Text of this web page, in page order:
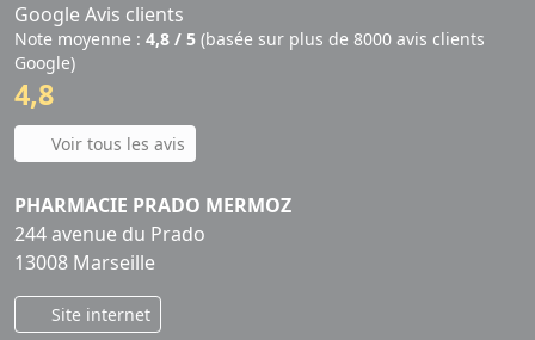
Google Avis clients
Note moyenne : 4,8 / 5 (basée sur plus de 8000 avis clients
Google)
4,8
Voir tous les avis
PHARMACIE PRADO MERMOZ
244 avenue du Prado
13008 Marseille
Site internet